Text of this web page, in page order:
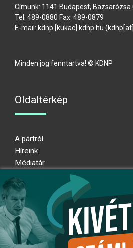
Címünk: 1141 Budapest, Bazsarózsa
Tel: 489-0880 Fax: 489-0879
E-mail: kdnp [kukac] kdnp hu
Minden jog fenntartva! © KDNP
Oldaltérkép
A pártról
Híreink
Médiatár
Adatkezelési nyilatkozat
Átláthatósági nyilatkozat
Ugrás az oldal tetejére
Kövessen minket!